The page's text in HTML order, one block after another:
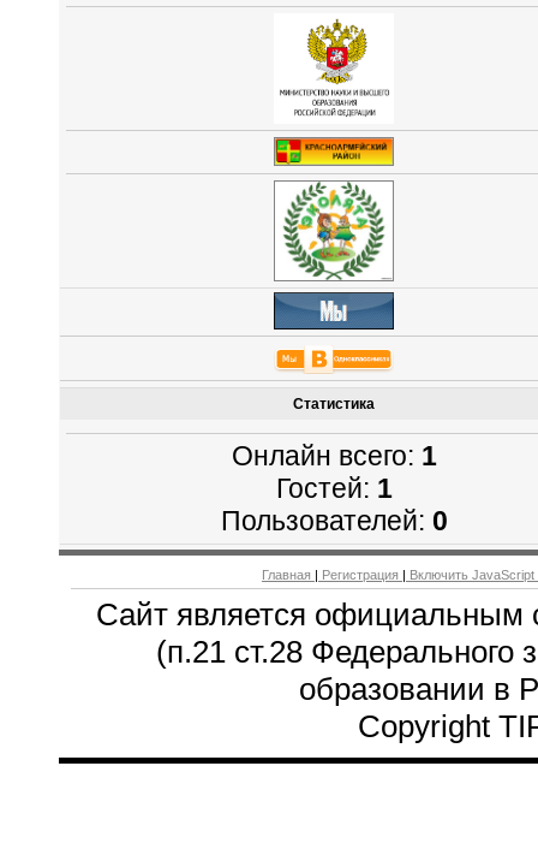
Статистика
Онлайн всего: 1
Гостей: 1
Пользователей: 0
Главная | Регистрация | Включить JavaScript
Сайт является официальным
(п.21 ст.28 Федерального
образовании в
Copyright